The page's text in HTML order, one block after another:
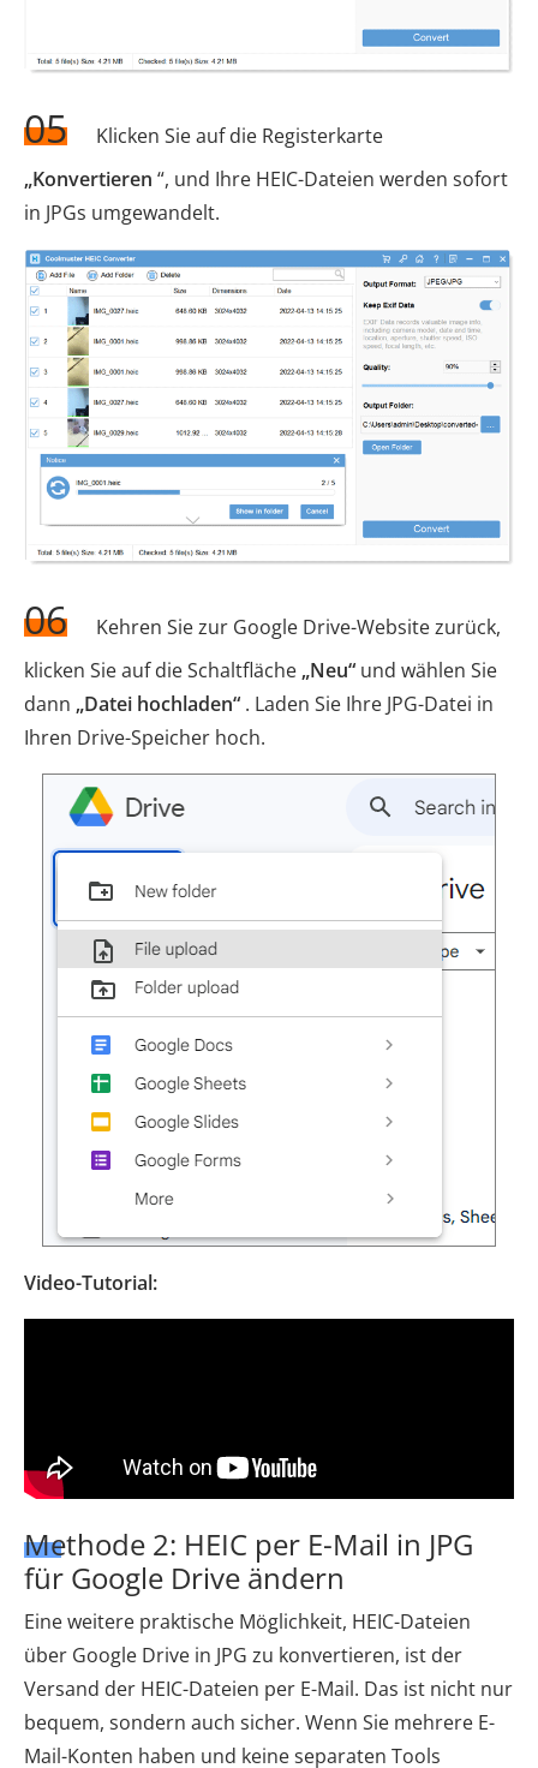
05
Klicken Sie auf die Registerkarte
„Konvertieren “, und Ihre HEIC-Dateien werden sofort
in JPGs umgewandelt.
06
Kehren Sie zur Google Drive-Website zurück,
klicken Sie auf die Schaltfläche„Neu“ und wählen Sie
dann „Datei hochladen“ . Laden Sie Ihre JPG-Datei in
Ihren Drive-Speicher hoch.
Video-Tutorial:
Methode 2: HEIC per E-Mail in JPG
für Google Drive ändern
Eine weitere praktische Möglichkeit, HEIC-Dateien
über Google Drive in JPG zu konvertieren, ist der
Versand der HEIC-Dateien per E-Mail. Das ist nicht nur
bequem, sondern auch sicher. Wenn Sie mehrere E-
Mail-Konten haben und keine separaten Tools